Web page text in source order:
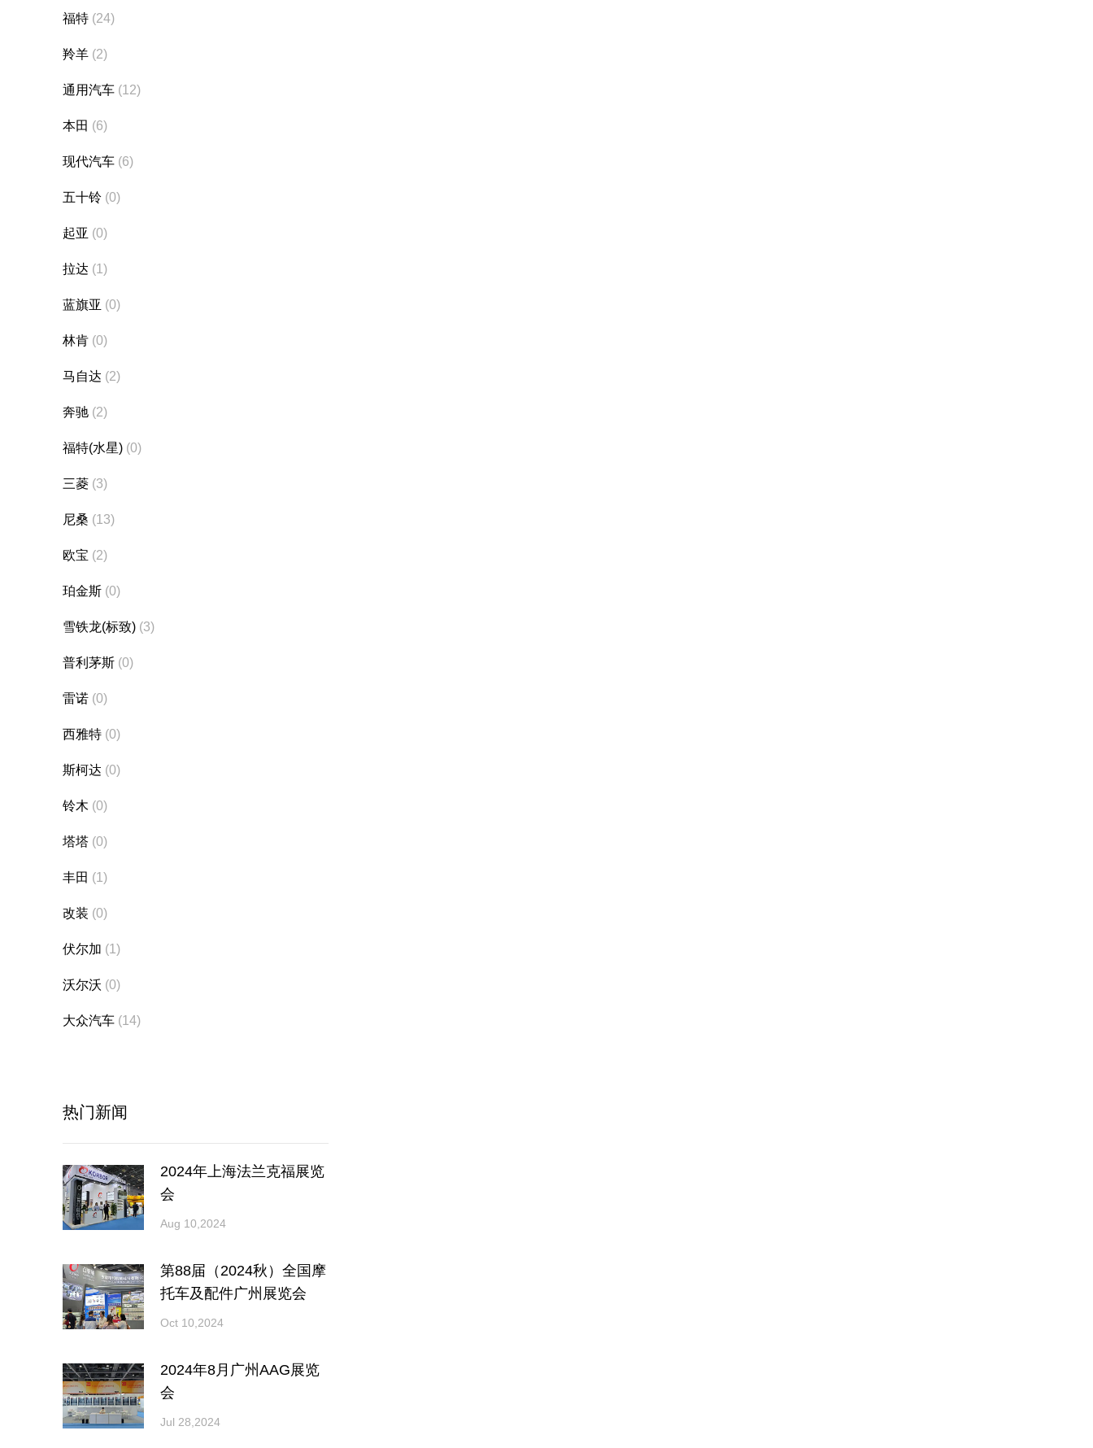
福特 (24)
羚羊 (2)
通用汽车 (12)
本田 (6)
现代汽车 (6)
五十铃 (0)
起亚 (0)
拉达 (1)
蓝旗亚 (0)
林肯 (0)
马自达 (2)
奔驰 (2)
福特(水星) (0)
三菱 (3)
尼桑 (13)
欧宝 (2)
珀金斯 (0)
雪铁龙(标致) (3)
普利茅斯 (0)
雷诺 (0)
西雅特 (0)
斯柯达 (0)
铃木 (0)
塔塔 (0)
丰田 (1)
改装 (0)
伏尔加 (1)
沃尔沃 (0)
大众汽车 (14)
热门新闻
2024年上海法兰克福展览
会
Aug 10,2024
第88届（2024秋）全国摩
托车及配件广州展览会
Oct 10,2024
2024年8月广州AAG展览
会
Jul 28,2024